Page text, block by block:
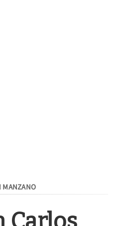
MANZANO